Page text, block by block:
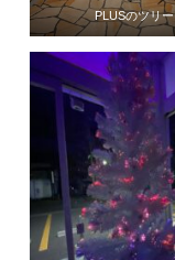
PLUSのツリー